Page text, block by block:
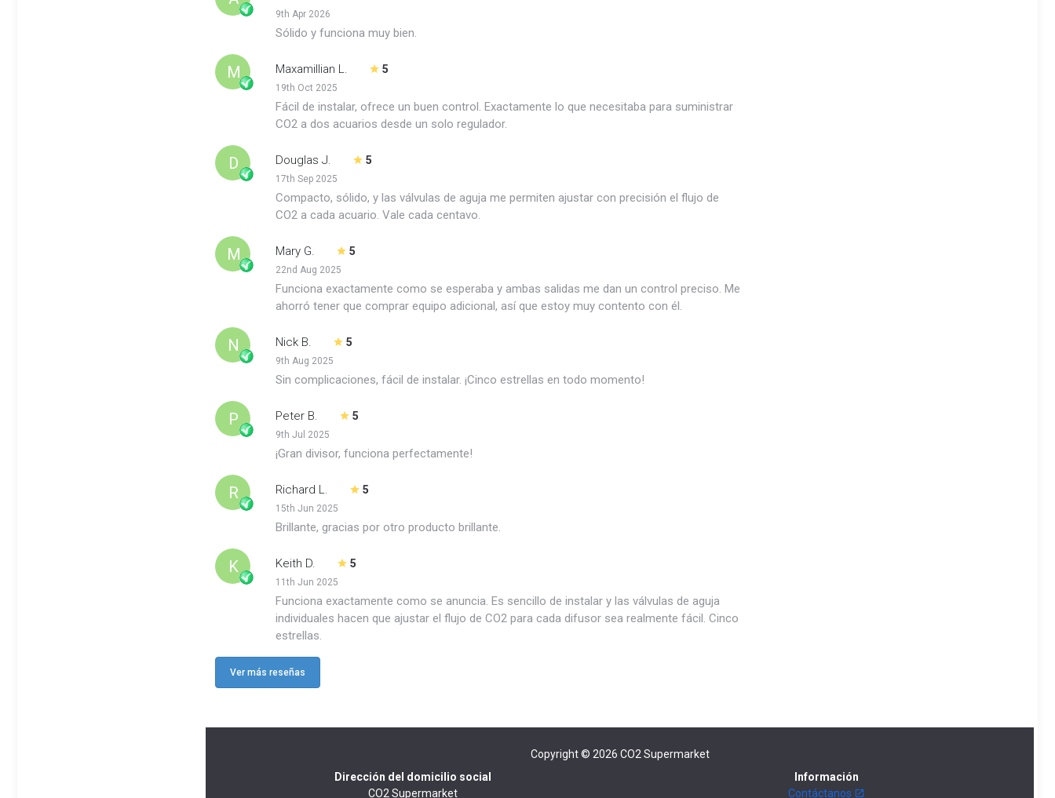
9th Apr 2026
Sólido y funciona muy bien.
M Maxamillian L. 5
19th Oct 2025
Fácil de instalar, ofrece un buen control. Exactamente lo que necesitaba para suministrar
CO2 a dos acuarios desde un solo regulador.
D Douglas J. 5
17th Sep 2025
Compacto, sólido, y las válvulas de aguja me permiten ajustar con precisión el flujo de
CO2 a cada acuario. Vale cada centavo.
M Mary G. 5
22nd Aug 2025
Funciona exactamente como se esperaba y ambas salidas me dan un control preciso. Me
ahorró tener que comprar equipo adicional, así que estoy muy contento con él.
N Nick B. 5
9th Aug 2025
Sin complicaciones, fácil de instalar. ¡Cinco estrellas en todo momento!
P Peter B. 5
9th Jul 2025
¡Gran divisor, funciona perfectamente!
R Richard L. 5
15th Jun 2025
Brillante, gracias por otro producto brillante.
K Keith D. 5
11th Jun 2025
Funciona exactamente como se anuncia. Es sencillo de instalar y las válvulas de aguja
individuales hacen que ajustar el flujo de CO2 para cada difusor sea realmente fácil. Cinco
estrellas.
Ver más reseñas
Copyright © 2026 CO2 Supermarket
Dirección del domicilio social
CO2 Supermarket
Información
Contáctanos